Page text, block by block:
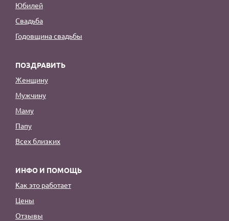
Юбилей
Свадьба
Годовщина свадьбы
ПОЗДРАВИТЬ
Женщину
Мужчину
Маму
Папу
Всех близких
ИНФО И ПОМОЩЬ
Как это работает
Цены
Отзывы